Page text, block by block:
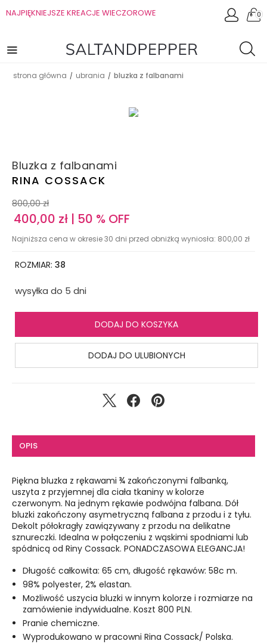
NAJPIĘKNIEJSZE KREACJE WIECZOROWE 0
strona główna / ubrania / bluzka z falbanami
Bluzka z falbanami
RINA COSSACK
800,00 zł
400,00 zł | 50 % OFF
Najniższa cena w okresie 30 dni przed obniżką wyniosła: 800,00 zł
ROZMIAR: 38
wysyłka do 5 dni
DODAJ DO KOSZYKA
DODAJ DO ULUBIONYCH
OPIS
Piękna bluzka z rękawami ¾ zakończonymi falbanką,
uszyta z przyjemnej dla ciała tkaniny w kolorze
czerwonym. Na jednym rękawie podwójna falbana. Dół
bluzki zakończony asymetryczną falbana z przodu i z tyłu.
Dekolt półokragły zawiązywany z przodu na delikatne
sznureczki. Idealna w połączeniu z wąskimi spodniami lub
spódnicą od Riny Cossack. PONADCZASOWA ELEGANCJA!
Długość całkowita: 65 cm, długość rękawów: 58c m.
98% polyester, 2% elastan.
Możliwość uszycia bluzki w innym kolorze i rozmiarze na
zamówienie indywidualne. Koszt 800 PLN.
Pranie chemiczne.
Wyprodukowano w pracowni Rina Cossack/ Polska.